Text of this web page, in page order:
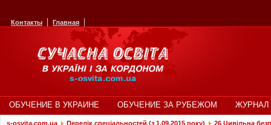
Контакты Главная
ОБУЧЕНИЕ В УКРАИНЕ ОБУЧЕНИЕ ЗА РУБЕЖОМ ЖУРНАЛ
s-osvita.com.ua Перелік спеціальностей (з 1.09.2015 року) 26 Цивільна